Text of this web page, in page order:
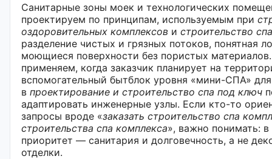
Санитарные зоны моек и технологических
проектируем по принципам, используемым при
оздоровительных комплексов и строительство
разделение чистых и грязных потоков, понятная
моющиеся поверхности без пористых
применяем, когда заказчик планирует на
вспомогательный бытблок уровня «мини-СПА»
в проектирование и строительство спа под ключ
адаптировать инженерные узлы. Если кто-то
запросы вроде «заказать строительство спа
строительства спа комплекса», важно понимать: в
приоритет — санитария и долговечность, а не
отделки.